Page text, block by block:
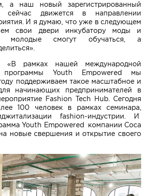
а наш новый зарегистрированный
сейчас движется в направлении
И я думаю, что уже в следующем
свои двери инкубатору моды и
молодые смогут обучаться, а
«В рамках нашей международной
программы Youth Empowered мы
поддерживаем такое масштабное и
начинающих предпринимателей в
Fashion Tech Hub. Сегодня
100 человек в рамках семинара,
fashion-индустрии. И
Youth Empowered компании Coca
новые свершения и открытие своего